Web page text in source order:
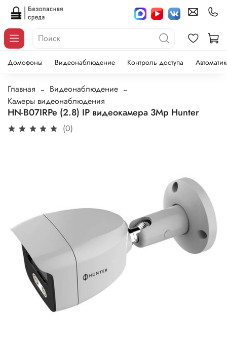
Домофоны Видеонаблюдение Контроль доступа
Главная
Видеонаблюдение
Камеры видеонаблюдения
HN-B07IRPe (2.8) IP видеокамера 3Mp Hunter
(0)